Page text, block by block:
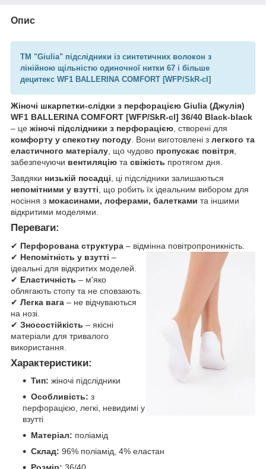
Опис
ТМ "Giulia" підслідники із синтетичних волокон з
лінійною щільністю одиночної нитки 67 і більше
децитекс WF1 BALLERINA COMFORT [WFP/SkR-cl]
Жіночі шкарпетки-слідки з перфорацією Giulia (Джулія)
WF1 BALLERINA COMFORT [WFP/SkR-cl] 36/40 Black-black
– це жіночі підслідники з перфорацією , створені для
комфорту у спекотну погоду . Вони виготовлені з легкого та
еластичного матеріалу , що чудово пропускає повітря
забезпечуючи вентиляцію та свіжість протягом дня.
Завдяки низькій посадці , ці підслідники залишаються
непомітними у взутті , що робить їх ідеальним вибором для
носіння з мокасинами, лоферами, балетками та іншими
відкритими моделями.
Переваги:
✔ Перфорована структура – відмінна повітропроникність.
✔ Непомітність у взутті –
ідеальні для відкритих моделей.
✔ Еластичність – м'яко
облягають стопу та не сповзають.
✔ Легка вага – не відчуваються
на нозі.
✔ Зносостійкість – якісні
матеріали для тривалого
використання.
Характеристики:
Тип: жіночі підслідники
Особливість: з
перфорацією, легкі, невидимі у
взутті
Матеріал: поліамід
Склад: 96% поліамід, 4% еластан